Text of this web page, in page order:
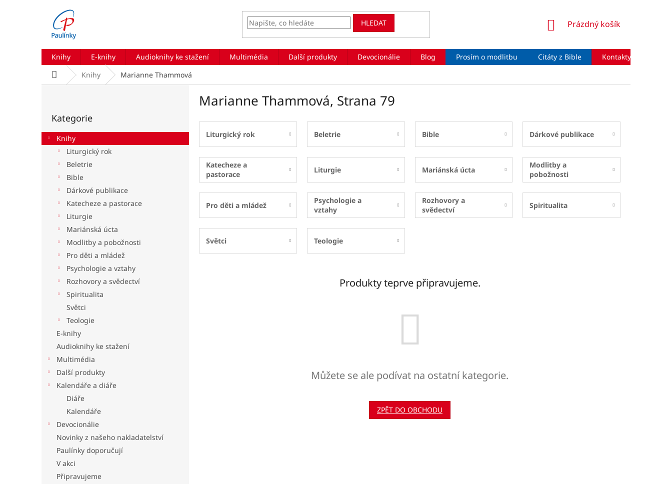
HLEDAT
NÁKUPNÍ
Prázdný košík
Knihy E-knihy Audioknihy ke stažení Multimédia Další produkty Devocionálie Blog Prosím o modlitbu Citáty z Bible Kontakty
Domů Knihy Marianne Thammová
r
a
kategorie
Kategorie
Knihy
Liturgický rok
Beletrie
Bible
Dárkové publikace
Katecheze a pastorace
Liturgie
Mariánská úcta
Modlitby a pobožnosti
Pro děti a mládež
Psychologie a vztahy
Rozhovory a svědectví
Spiritualita
Světci
Teologie
E-knihy
Audioknihy ke stažení
Multimédia
Další produkty
Kalendáře a diáře
Diáře
Kalendáře
Devocionálie
Novinky z našeho nakladatelství
Paulínky doporučují
V akci
Připravujeme
Marianne Thammová, Strana 79
Liturgický rok Beletrie Bible Dárkové publikace
Katecheze a
pastorace
Liturgie Mariánská úcta
Modlitby a
pobožnosti
Pro děti a mládež
Psychologie a
vztahy
Rozhovory a
svědectví
Spiritualita
Světci Teologie
Produkty teprve připravujeme.
Můžete se ale podívat na ostatní kategorie.
ZPĚT DO OBCHODU